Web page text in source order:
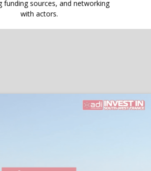
funding sources, and networking
with actors.